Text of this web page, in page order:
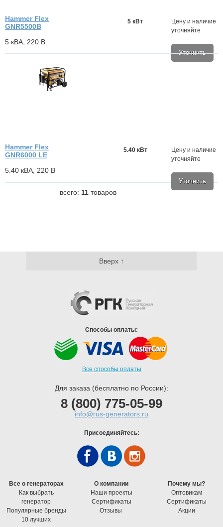
Hammer Flex
GNR5500B
5 кВА, 220 В
Цену и наличие
уточняйте
Уточнить
5 кВт
Hammer Flex
GNR6000 LE
5.40 кВА, 220 В
Цену и наличие
уточняйте
Уточнить
5.40 кВт
всего: 11товаров
Вверх ↑
Способы оплаты:
Все способы оплаты
Для заказа (бесплатно по России):
8 (800) 775-05-99
info@rus-generators.ru
Присоединяйтесь:
Все о генераторах
Как выбрать
генератор
Популярные бренды
10 лучших
О компании
Наши проекты
Cертификаты
Отзывы
Почему мы?
Оптовикам
Cертификаты
Акции